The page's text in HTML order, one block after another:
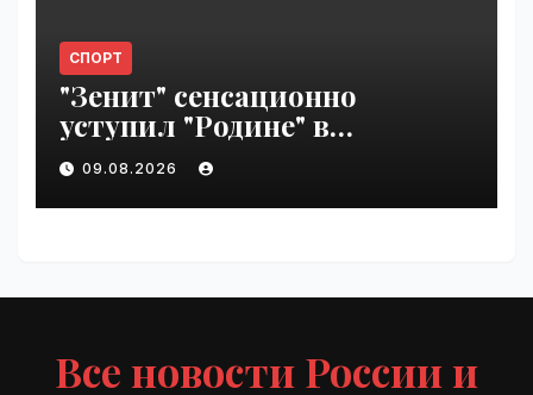
СПОРТ
"Зенит" сенсационно
уступил "Родине" в
Петербурге | VseTime.ru
09.08.2026
Все новости России и